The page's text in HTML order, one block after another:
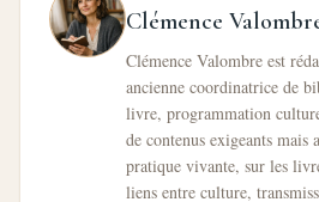
Clémence
Clémence Valombre est
ancienne coordinatrice de
livre, programmation
de contenus exigeants
pratique vivante, sur les
liens entre culture,